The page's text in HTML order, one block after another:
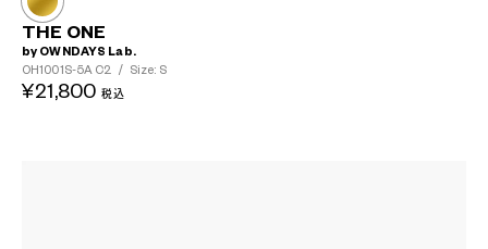
THE ONE
by OWNDAYS Lab.
OH1001S-5A C2 / Size: S
¥21,800 税込